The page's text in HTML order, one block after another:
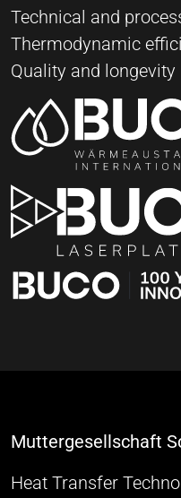
Technical and
Thermodynamic
Quality and longevity
Muttergesellschaft
Heat Transfer